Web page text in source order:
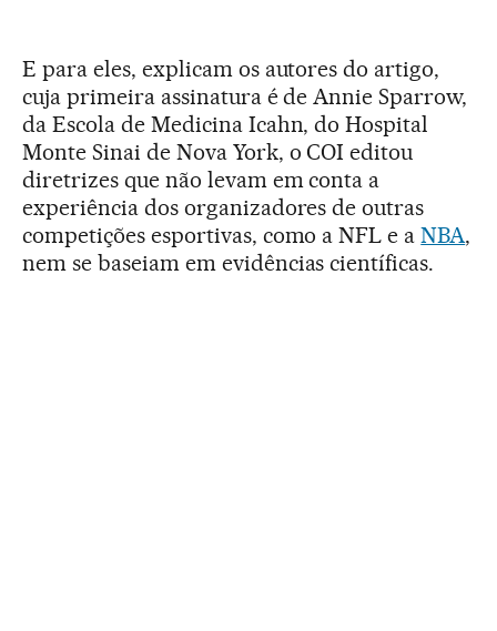
E para eles, explicam os autores do artigo,
cuja primeira assinatura é de Annie Sparrow,
da Escola de Medicina Icahn, do Hospital
Monte Sinai de Nova York, o COI editou
diretrizes que não levam em conta a
experiência dos organizadores de outras
competições esportivas, como a NFL e aNBA,
nem se baseiam em evidências científicas.